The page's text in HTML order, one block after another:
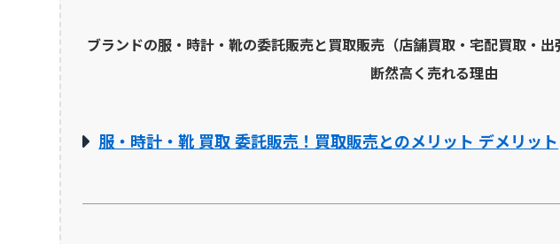
ブランドの服・時計・靴の委託販売と買取販売（店舗買取・宅配買取・
断然高く売れる理由
服・時計・靴 買取 委託販売！買取販売とのメリット デメリット